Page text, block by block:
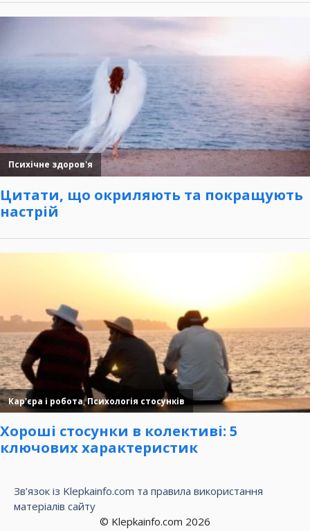
© Klepkainfo.com 2026
Зв’язок із Klepkainfo.com та правила використання
матеріалів сайту